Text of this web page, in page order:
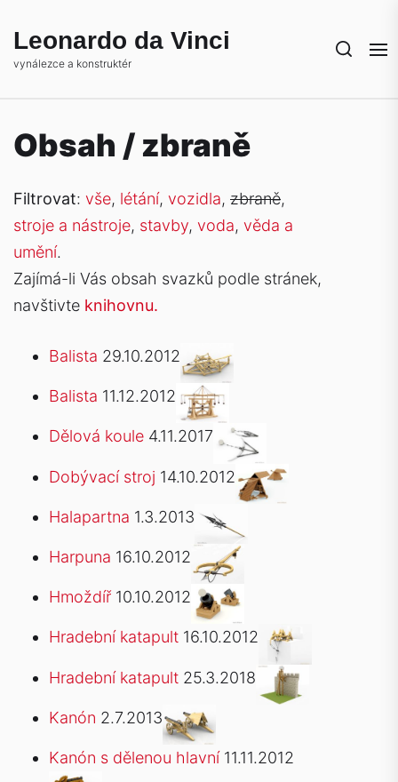
theLeonardo da Vinci
vynálezce a konstruktér
Obsah / zbraně
Filtrovat: vše, létání, vozidla, zbraně,
stroje a nástroje, stavby, voda, věda a
umění.
Zajímá-li Vás obsah svazků podle stránek,
navštivte knihovnu.
Balista 29.10.2012
Balista 11.12.2012
Dělová koule 4.11.2017
Dobývací stroj 14.10.2012
Halapartna 1.3.2013
Harpuna 16.10.2012
Hmoždíř10.10.2012
Hradební katapult 16.10.2012
Hradební katapult 25.3.2018
Kanón 2.7.2013
Kanón s dělenou hlavní11.11.2012